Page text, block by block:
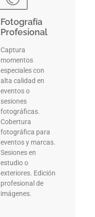
Fotografía
Profesional
Captura
momentos
especiales con
alta calidad en
eventos o
sesiones
fotográficas.
Cobertura
fotográfica para
eventos y marcas.
Sesiones en
estudio o
exteriores. Edición
profesional de
imágenes.